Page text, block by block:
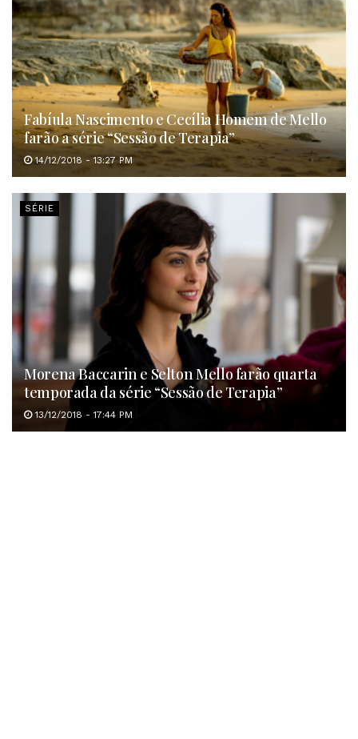
Fabíula Nascimento e Cecília Homem de Mello
farão a série “Sessão de Terapia”
14/12/2018 - 13:27 PM
SÉRIE
Morena Baccarin e Selton Mello farão quarta
temporada da série “Sessão de Terapia”
13/12/2018 - 17:44 PM